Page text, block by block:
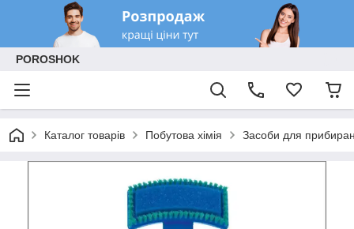
POROSHOK
Каталог товарів Побутова хімія Засоби для